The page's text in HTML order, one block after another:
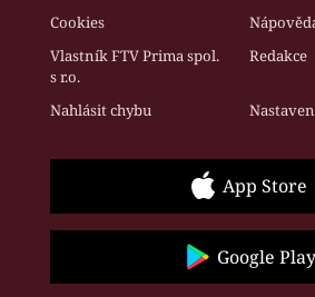
Cookies
Vlastník FTV Prima spol.
s r.o.
Redakce
Nahlásit chybu
App Store
Google Play